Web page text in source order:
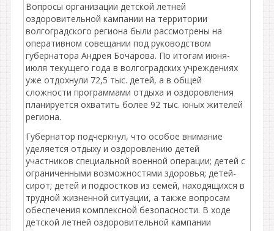
Вопросы организации детской летней
оздоровительной кампании на территории
волгоградского региона были рассмотрены на
оперативном совещании под руководством
губернатора Андрея Бочарова. По итогам июня-
июля текущего года в волгоградских учреждениях
уже отдохнули 72,5 тыс. детей, а в общей
сложности программами отдыха и оздоровления
планируется охватить более 92 тыс. юных жителей
региона.
Губернатор подчеркнул, что особое внимание
уделяется отдыху и оздоровлению детей
участников специальной военной операции; детей с
ограниченными возможностями здоровья; детей-
сирот; детей и подростков из семей, находящихся в
трудной жизненной ситуации, а также вопросам
обеспечения комплексной безопасности. В ходе
детской летней оздоровительной кампании